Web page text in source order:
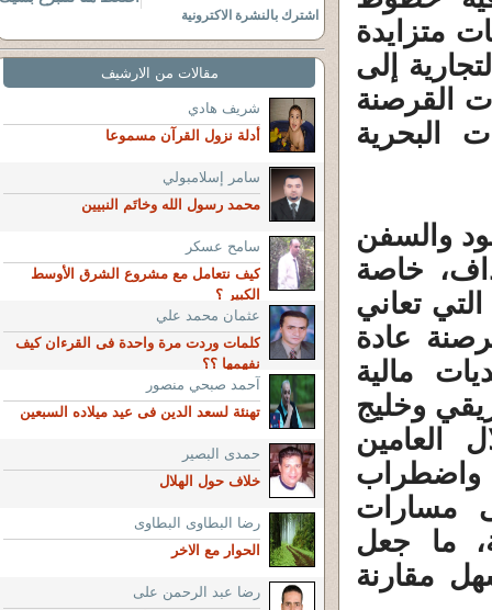
متزايدة
إلى
القرصنة
البحرية
والسفن
خاصة
تعاني
عادة
مالية
وخليج
العامين
واضطراب
مسارات
ما جعل
مقارنة
اشترك بالنشرة الاكترونية
مقالات من الارشيف
شريف هادي
أدلة نزول القرآن مسموعا
سامر إسلامبولي
محمد رسول الله وخاتَم النبيين
سامح عسكر
كيف نتعامل مع مشروع الشرق الأوسط
الكبير ؟
عثمان محمد علي
كلمات وردت مرة واحدة فى القرءان كيف
نفهمها ؟؟
آحمد صبحي منصور
تهنئة لسعد الدين فى عيد ميلاده السبعين
حمدى البصير
خلاف حول الهلال
رضا البطاوى البطاوى
الحوار مع الاخر
رضا عبد الرحمن على